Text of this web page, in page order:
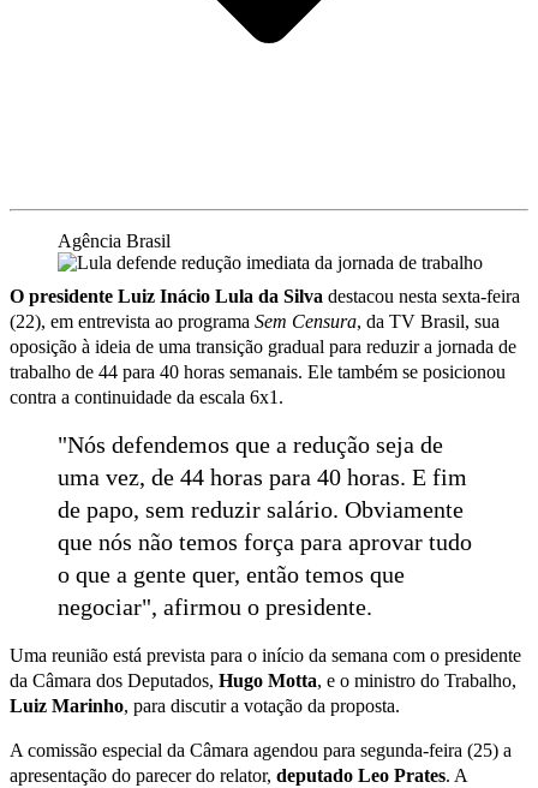
Agência Brasil
O presidente Luiz Inácio Lula da Silva destacou nesta sexta-feira
(22), em entrevista ao programa Sem Censura, da TV Brasil, sua
oposição à ideia de uma transição gradual para reduzir a jornada de
trabalho de 44 para 40 horas semanais. Ele também se posicionou
contra a continuidade da escala 6x1.
"Nós defendemos que a redução seja de
uma vez, de 44 horas para 40 horas. E fim
de papo, sem reduzir salário. Obviamente
que nós não temos força para aprovar tudo
o que a gente quer, então temos que
negociar", afirmou o presidente.
Uma reunião está prevista para o início da semana com o presidente
da Câmara dos Deputados, Hugo Motta, e o ministro do Trabalho,
Luiz Marinho, para discutir a votação da proposta.
A comissão especial da Câmara agendou para segunda-feira (25) a
apresentação do parecer do relator, deputado Leo Prates. A